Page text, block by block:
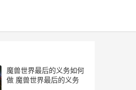
魔兽世界最后的义务如何
做 魔兽世界最后的义务